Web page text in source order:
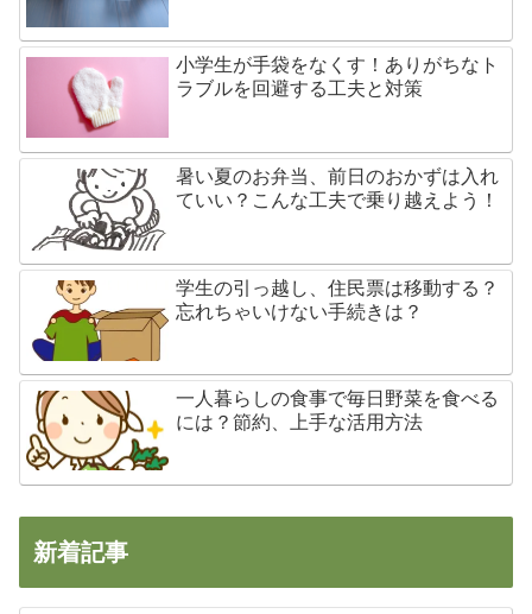
小学生が手袋をなくす！ありがちなト
ラブルを回避する工夫と対策
暑い夏のお弁当、前日のおかずは入れ
ていい？こんな工夫で乗り越えよう！
学生の引っ越し、住民票は移動する？
忘れちゃいけない手続きは？
一人暮らしの食事で毎日野菜を食べる
には？節約、上手な活用方法
新着記事